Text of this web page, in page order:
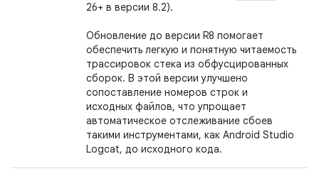
26+ в версии 8.2).
Обновление до версии R8 помогает
обеспечить легкую и понятную читаемость
трассировок стека из обфусцированных
сборок. В этой версии улучшено
сопоставление номеров строк и
исходных файлов, что упрощает
автоматическое отслеживание сбоев
такими инструментами, как Android Studio
Logcat, до исходного кода.